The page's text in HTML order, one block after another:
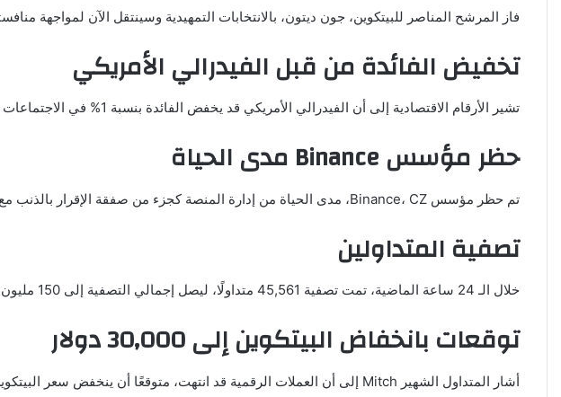
فاز المرشح المناصر للبيتكوين، جون ديتون، بالانتخابات التمهيدية وسينتقل الآن لمواجهة
تخفيض الفائدة من قبل الفيدرالي الأمريكي
تشير الأرقام الاقتصادية إلى أن الفيدرالي الأمريكي قد يخفض الفائدة بنسبة 1% في الاجتماعات الثلاثة المتبقية حتى نهاية العام، مما قد يؤثر على سوق العملات المشفرة
حظر مؤسس Binance مدى الحياة
تم حظر مؤسس Binance، CZ، مدى الحياة من إدارة المنصة كجزء من صفقة الإقرار بالذنب مع الولايات المتحدة، وفقًا لما ذكره الرئيس التنفيذي الحالي ريتشارد تينغ
تصفية المتداولين
خلال الـ 24 ساعة الماضية، تمت تصفية 45,561 متداولًا، ليصل إجمالي التصفية إلى 150 مليون دولار. حدث أكبر أمر تصفية فردي على منصة HTX على زوج BTC-USD بقيمة 13.50 مليون دولار
توقعات بانخفاض البيتكوين إلى 30,000 دولار
أشار المتداول الشهير Mitch إلى أن العملات الرقمية قد انتهت، متوقعًا أن ينخفض سعر البيتكوين إلى 30,000 دولار قريبًا